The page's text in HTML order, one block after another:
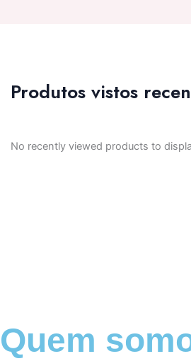
Produtos vistos
No recently viewed products to
Quem